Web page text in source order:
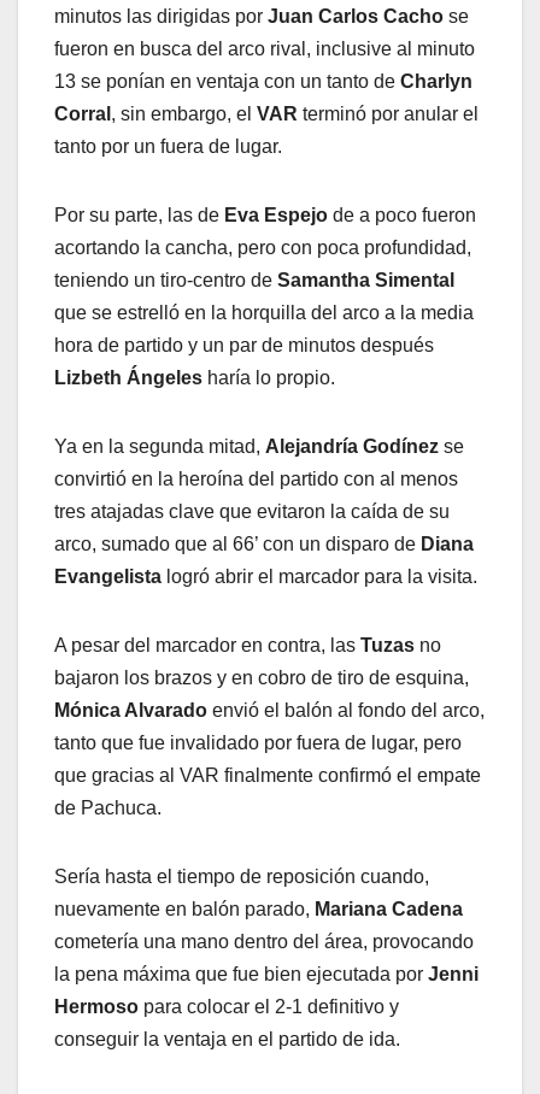
minutos las dirigidas por Juan Carlos Cacho se
fueron en busca del arco rival, inclusive al minuto
13 se ponían en ventaja con un tanto de Charlyn
Corral , sin embargo, el VAR terminó por anular el
tanto por un fuera de lugar.
Por su parte, las de Eva Espejo de a poco fueron
acortando la cancha, pero con poca profundidad,
teniendo un tiro-centro de Samantha Simental
que se estrelló en la horquilla del arco a la media
hora de partido y un par de minutos después
Lizbeth Ángeles haría lo propio.
Ya en la segunda mitad, Alejandría Godínez se
convirtió en la heroína del partido con al menos
tres atajadas clave que evitaron la caída de su
arco, sumado que al 66’ con un disparo de Diana
Evangelista logró abrir el marcador para la visita.
A pesar del marcador en contra, las Tuzas no
bajaron los brazos y en cobro de tiro de esquina,
Mónica Alvarado envió el balón al fondo del arco,
tanto que fue invalidado por fuera de lugar, pero
que gracias al VAR finalmente confirmó el empate
de Pachuca.
Sería hasta el tiempo de reposición cuando,
nuevamente en balón parado, Mariana Cadena
cometería una mano dentro del área, provocando
la pena máxima que fue bien ejecutada por Jenni
Hermoso para colocar el 2-1 definitivo y
conseguir la ventaja en el partido de ida.